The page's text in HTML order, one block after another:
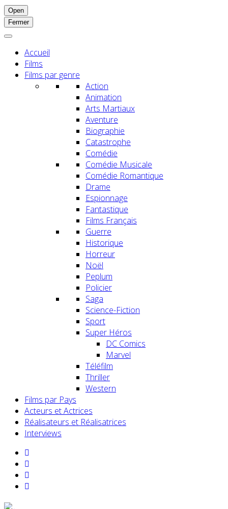
Open
Fermer
Accueil
Films
Films par genre
Action
Animation
Arts Martiaux
Aventure
Biographie
Catastrophe
Comédie
Comédie Musicale
Comédie Romantique
Drame
Espionnage
Fantastique
Films Français
Guerre
Historique
Horreur
Noël
Peplum
Policier
Saga
Science-Fiction
Sport
Super Héros
DC Comics
Marvel
Téléfilm
Thriller
Western
Films par Pays
Acteurs et Actrices
Réalisateurs et Réalisatrices
Interviews